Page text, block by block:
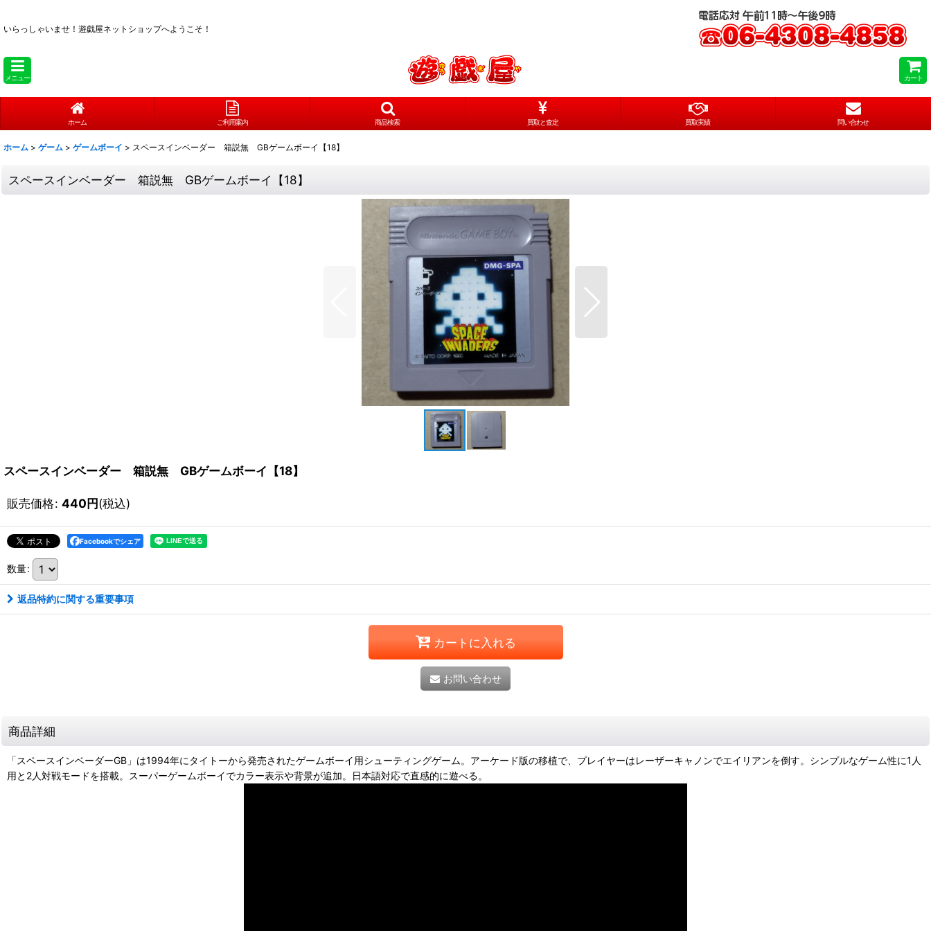
いらっしゃいませ！ 遊戯屋ネットショップへようこそ！
メニュー カート
ホーム ご利用案内 商品検索 買取と査定 買取実績 問い合わせ
ホーム > ゲーム > ゲームボーイ > スペースインベーダー 箱説無 GBゲームボーイ【18】
スペースインベーダー 箱説無 GBゲームボーイ【18】
スペースインベーダー 箱説無 GBゲームボーイ【18】
販売価格: 440円(税込)
Facebookでシェア
数量:
返品特約に関する重要事項
カートに入れる
お問い合わせ
商品詳細
「スペースインベーダーGB」は1994年にタイトーから発売されたゲームボーイ用シューティングゲーム。アーケード版の移植で、プレイヤーはレーザーキャノンでエイリアンを倒す。シンプルなゲーム性に1人
用と2人対戦モードを搭載。スーパーゲームボーイでカラー表示や背景が追加。日本語対応で直感的に遊べる。